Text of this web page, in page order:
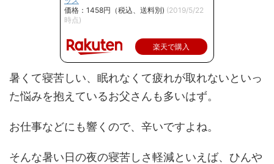
価格：1458円（税込、送料別) (2019/5/22
時点)
楽天で購入
暑くて寝苦しい、眠れなくて疲れが取れないといっ
た悩みを抱えているお父さんも多いはず。
お仕事などにも響くので、辛いですよね。
そんな暑い日の夜の寝苦しさ軽減といえば、ひんや